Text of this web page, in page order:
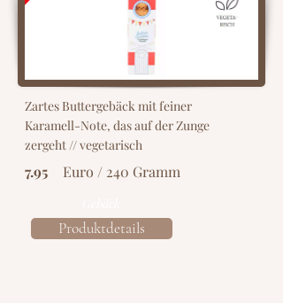
Zartes Buttergebäck mit feiner
Karamell-Note, das auf der Zunge
zergeht // vegetarisch
7.95 Euro / 240 Gramm
Produktdetails